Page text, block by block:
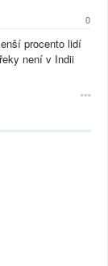
0
procento lidí
není v Indii